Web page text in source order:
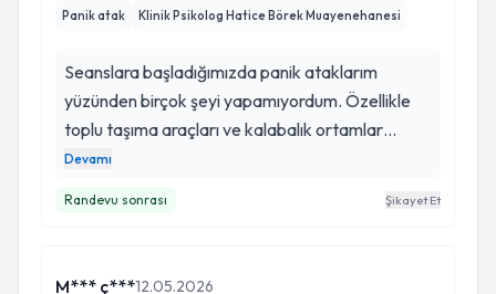
Panik atak Klinik Psikolog Hatice Börek Muayenehanesi
Seanslara başladığımızda panik ataklarım
yüzünden birçok şeyi yapamıyordum. Özellikle
toplu taşıma araçları ve kalabalık ortamlar
benim için bir kabustu. Geldiğim noktayı
Devamı
Randevu sonrası Şikayet Et
M*** ç***12.05.2026